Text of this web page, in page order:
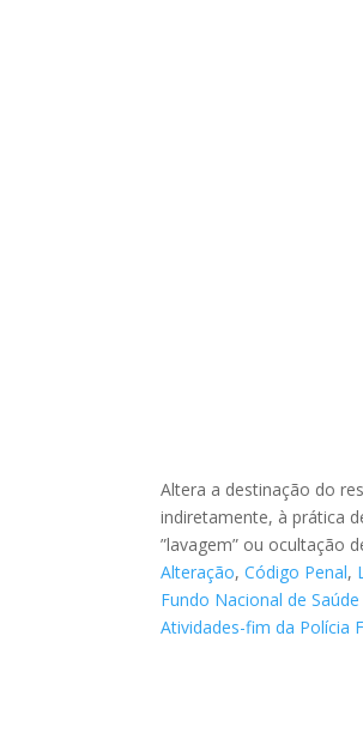
Altera a destinação do
indiretamente, à prática
”lavagem” ou ocultação
Alteração,Código Penal,
Fundo Nacional de Saúde
Atividades-fim da Polícia